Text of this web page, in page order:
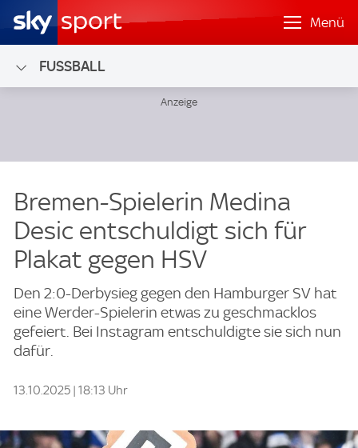
Menü
FUSSBALL
Bremen-Spielerin Medina
Desic entschuldigt sich für
Plakat gegen HSV
Den 2:0-Derbysieg gegen den Hamburger SV hat
eine Werder-Spielerin etwas zu geschmacklos
gefeiert. Bei Instagram entschuldigte sie sich nun
dafür.
13.10.2025 | 18:13 Uhr